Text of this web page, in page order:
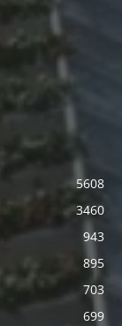
5608
3460
943
895
703
699